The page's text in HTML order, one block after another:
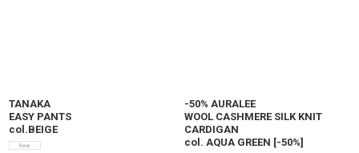
TANAKA
EASY PANTS
col.BEIGE
-50% AURALEE
WOOL CASHMERE SILK KNIT
CARDIGAN
col. AQUA GREEN [-50%]